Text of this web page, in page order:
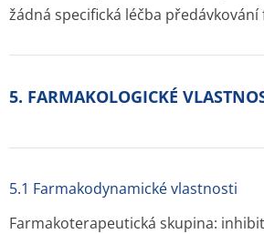
žádná specifická léčba
5. FARMAKOLOGICKÉ
5.1 Farmakodynamické vlastnosti
Farmakoterapeutická skupina: